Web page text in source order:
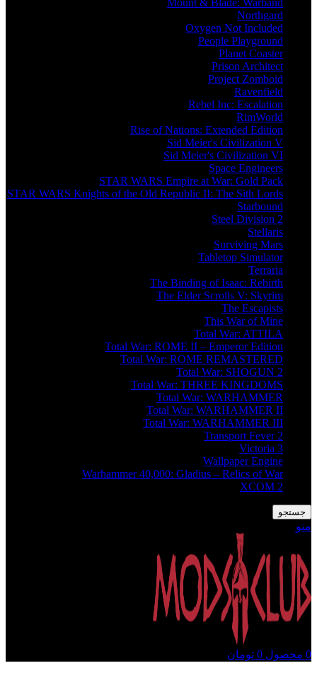
Mount & Blade: Warband
Northgard
Oxygen Not Included
People Playground
Planet Coaster
Prison Architect
Project Zomboid
Ravenfield
Rebel Inc: Escalation
RimWorld
Rise of Nations: Extended Edition
Sid Meier's Civilization V
Sid Meier's Civilization VI
Space Engineers
STAR WARS Empire at War: Gold Pack
STAR WARS Knights of the Old Republic II: The Sith Lords
Starbound
Steel Division 2
Stellaris
Surviving Mars
Tabletop Simulator
Terraria
The Binding of Isaac: Rebirth
The Elder Scrolls V: Skyrim
The Escapists
This War of Mine
Total War: ATTILA
Total War: ROME II – Emperor Edition
Total War: ROME REMASTERED
Total War: SHOGUN 2
Total War: THREE KINGDOMS
Total War: WARHAMMER
Total War: WARHAMMER II
Total War: WARHAMMER III
Transport Fever 2
Victoria 3
Wallpaper Engine
Warhammer 40,000: Gladius – Relics of War
XCOM 2
جستجو
منو
0 محصول 0 تومان